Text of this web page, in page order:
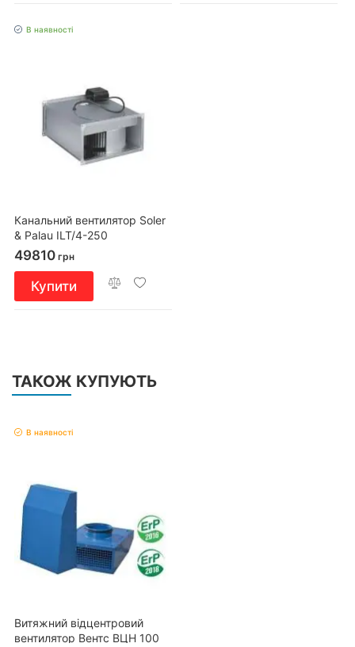
В наявності
Канальний вентилятор Soler
& Palau ILT/4-250
49810 грн
Купити
ТАКОЖ КУПУЮТЬ
В наявності
Витяжний відцентровий
вентилятор Вентс ВЦН 100